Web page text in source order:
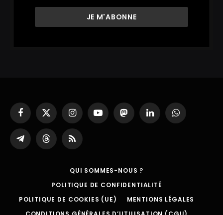
Facebook
X
(Twitter)
InstagramYouTubeMastodonLinkedInWhatsApp
Partager
sur
ThreadsRSS
QUI SOMMES-NOUS ?
POLITIQUE DE CONFIDENTIALITÉ
POLITIQUE DE COOKIES (UE)
MENTIONS LÉGALES